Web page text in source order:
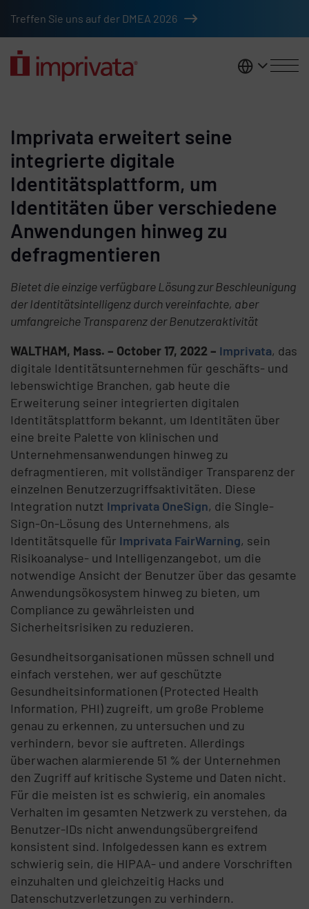
Treffen Sie uns auf der DMEA 2026
DACH
Imprivata erweitert seine
integrierte digitale
Identitätsplattform, um
Identitäten über verschiedene
Anwendungen hinweg zu
defragmentieren
Bietet die einzige verfügbare Lösung zur Beschleunigung
der Identitätsintelligenz durch vereinfachte, aber
umfangreiche Transparenz der Benutzeraktivität
WALTHAM, Mass. – October 17, 2022 – Imprivata, das
digitale Identitätsunternehmen für geschäfts- und
lebenswichtige Branchen, gab heute die
Erweiterung seiner integrierten digitalen
Identitätsplattform bekannt, um Identitäten über
eine breite Palette von klinischen und
Unternehmensanwendungen hinweg zu
defragmentieren, mit vollständiger Transparenz der
einzelnen Benutzerzugriffsaktivitäten. Diese
Integration nutzt Imprivata OneSign, die Single-
Sign-On-Lösung des Unternehmens, als
Identitätsquelle für Imprivata FairWarning, sein
Risikoanalyse- und Intelligenzangebot, um die
notwendige Ansicht der Benutzer über das gesamte
Anwendungsökosystem hinweg zu bieten, um
Compliance zu gewährleisten und
Sicherheitsrisiken zu reduzieren.
Gesundheitsorganisationen müssen schnell und
einfach verstehen, wer auf geschützte
Gesundheitsinformationen (Protected Health
Information, PHI) zugreift, um große Probleme
genau zu erkennen, zu untersuchen und zu
verhindern, bevor sie auftreten. Allerdings
überwachen alarmierende 51 % der Unternehmen
den Zugriff auf kritische Systeme und Daten nicht.
Für die meisten ist es schwierig, ein anomales
Verhalten im gesamten Netzwerk zu verstehen, da
Benutzer-IDs nicht anwendungsübergreifend
konsistent sind. Infolgedessen kann es extrem
schwierig sein, die HIPAA- und andere Vorschriften
einzuhalten und gleichzeitig Hacks und
Datenschutzverletzungen zu verhindern.